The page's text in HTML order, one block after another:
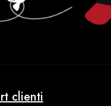
clienti